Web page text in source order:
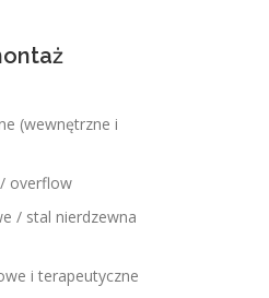
(wewnętrzne i
overflow
/ stal nierdzewna
i terapeutyczne